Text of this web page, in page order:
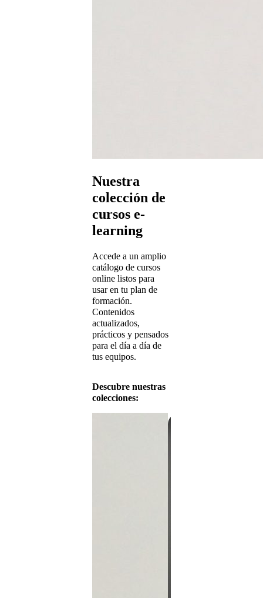
Nuestra
colección de
cursos e-
learning
Accede a un amplio
catálogo de cursos
online listos para
usar en tu plan de
formación.
Contenidos
actualizados,
prácticos y pensados
para el día a día de
tus equipos.
Descubre nuestras
colecciones: